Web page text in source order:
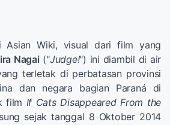
Asian Wiki, visual dari film yang
Nagai ("Judge!") ini diambil di air
terletak di perbatasan provinsi
dan negara bagian Paraná di
film If Cats Disappeared From the
sejak tanggal 8 Oktober 2014